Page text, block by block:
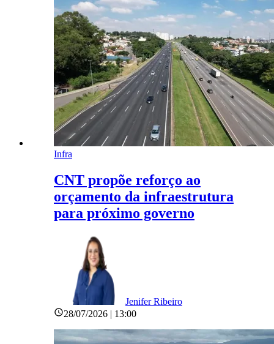
Infra
CNT propõe reforço ao
orçamento da infraestrutura
para próximo governo
Jenifer Ribeiro
28/07/2026 | 13:00